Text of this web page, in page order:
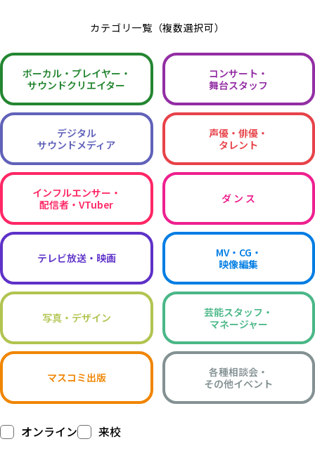
カテゴリ一覧（複数選択可）
ボーカル・ プレイヤー・
サウンドクリエイター
コンサート・
舞台スタッフ
デジタル
サウンドメディア
声優・俳優・
タレント
インフルエンサー・
配信者・VTuber
ダ ン ス
テレビ放送・映画
MV・CG・
映像編集
写真・デザイン
芸能スタッフ・
マネージャー
マスコミ出版
各種相談会・
その他イベント
オンライン 来校